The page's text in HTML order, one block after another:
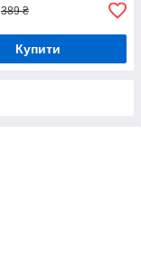
389 ₴
Купити